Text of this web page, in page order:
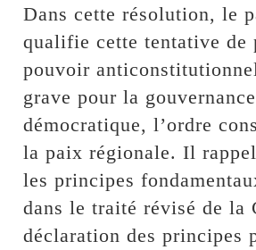
Dans cette résolution, le
qualifie cette tentative de
pouvoir
grave pour la gouvernance
démocratique, l’ordre
la paix régionale. Il
les principes
dans le traité révisé de la
déclaration des principes